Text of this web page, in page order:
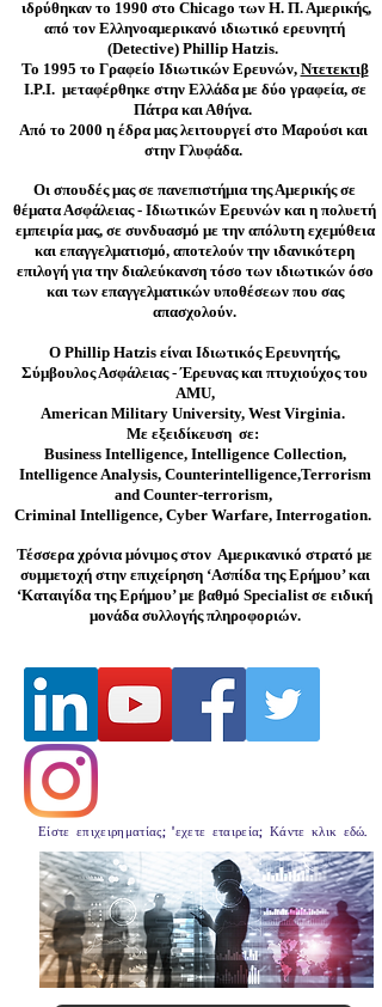
Ντετέκτιβ Αθήνα
ιδρύθηκαν το 1990 στο Chicago των Η. Π. Αμερικής,
από τον Ελληνοαμερικανό ιδιωτικό ερευνητή
(Detective) Phillip Hatzis.
Το 1995 το Γραφείο Ιδιωτικών Ερευνών, Ντετεκτιβ
I.P.I. μεταφέρθηκε στην Ελλάδα με δύο γραφεία, σε
Πάτρα και Αθήνα.
Από το 2000 η έδρα μας λειτουργεί στο Μαρούσι και
στην Γλυφάδα.
Οι σπουδές μας σε πανεπιστήμια της Αμερικής σε
θέματα Ασφάλειας - Ιδιωτικών Ερευνών και η πολυετή
εμπειρία μας, σε συνδυασμό με την απόλυτη εχεμύθεια
και επαγγελματισμό, αποτελούν την ιδανικότερη
επιλογή για την διαλεύκανση τόσο των ιδιωτικών όσο
και των επαγγελματικών υποθέσεων που σας
απασχολούν.
O Phillip Hatzis είναι Ιδιωτικός Ερευνητής,
Σύμβουλος Ασφάλειας - Έρευνας και πτυχιούχος του
AMU,
American Military University, West Virginia.
Mε εξειδίκευση σε:
Business Intelligence, Intelligence Collection,
Intelligence Analysis, Counterintelligence,Terrorism
and Counter-terrorism,
Criminal Intelligence, Cyber Warfare, Interrogation.
Τέσσερα χρόνια μόνιμος στον Αμερικανικό στρατό με
συμμετοχή στην επιχείρηση ‘Ασπίδα της Ερήμου’ και
‘Καταιγίδα της Ερήμου’ με βαθμό Specialist σε ειδική
μονάδα συλλογής πληροφοριών.
Είστε επιχειρηματίας; 'εχετε εταιρεία; Κάντε κλικ εδώ.